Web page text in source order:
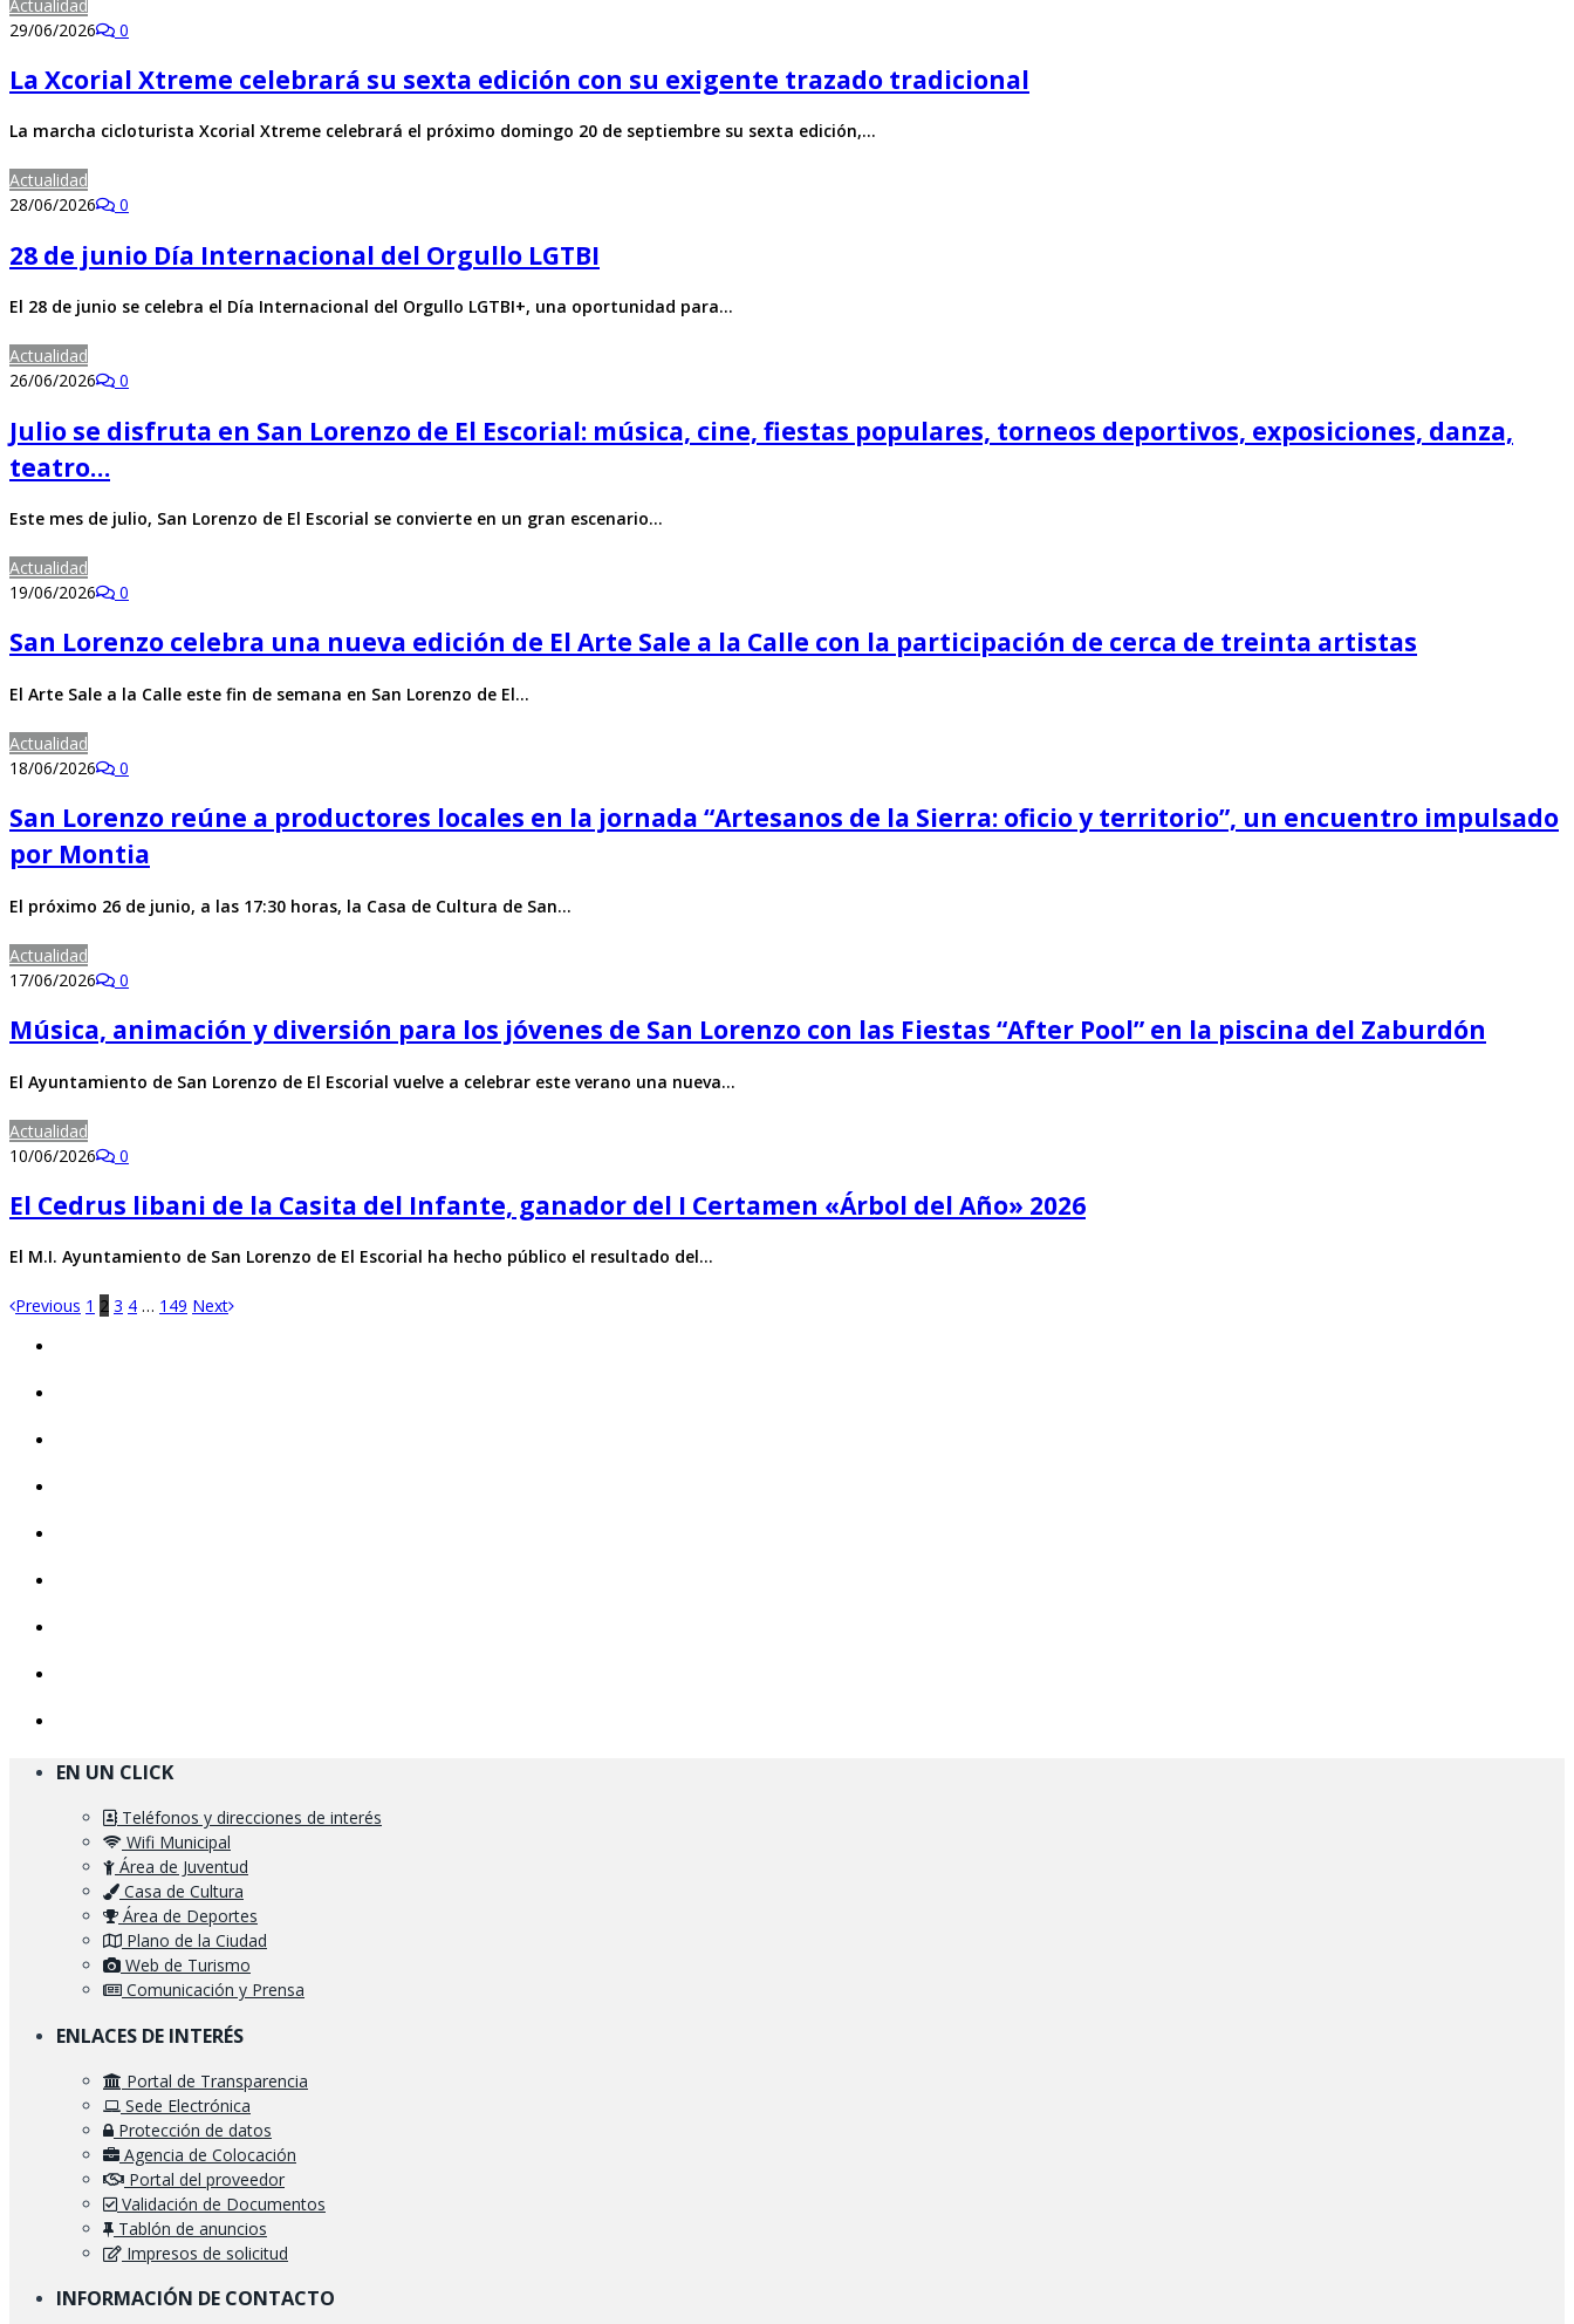
Actualidad
29/06/2026
0
La Xcorial Xtreme celebrará su sexta edición con su exigente trazado tradicional
La marcha cicloturista Xcorial Xtreme celebrará el próximo domingo 20 de septiembre su sexta edición,…
Actualidad
28/06/2026
0
28 de junio Día Internacional del Orgullo LGTBI
El 28 de junio se celebra el Día Internacional del Orgullo LGTBI+, una oportunidad para…
Actualidad
26/06/2026
0
Julio se disfruta en San Lorenzo de El Escorial: música, cine, fiestas populares, torneos deportivos, exposiciones, danza,
teatro…
Este mes de julio, San Lorenzo de El Escorial se convierte en un gran escenario…
Actualidad
19/06/2026
0
San Lorenzo celebra una nueva edición de El Arte Sale a la Calle con la participación de cerca de treinta artistas
El Arte Sale a la Calle este fin de semana en San Lorenzo de El…
Actualidad
18/06/2026
0
San Lorenzo reúne a productores locales en la jornada “Artesanos de la Sierra: oficio y territorio”, un encuentro impulsado
por Montia
El próximo 26 de junio, a las 17:30 horas, la Casa de Cultura de San…
Actualidad
17/06/2026
0
Música, animación y diversión para los jóvenes de San Lorenzo con las Fiestas “After Pool” en la piscina del Zaburdón
El Ayuntamiento de San Lorenzo de El Escorial vuelve a celebrar este verano una nueva…
Actualidad
10/06/2026
0
El Cedrus libani de la Casita del Infante, ganador del I Certamen «Árbol del Año» 2026
El M.I. Ayuntamiento de San Lorenzo de El Escorial ha hecho público el resultado del…
Previous 1 2 3 4 … 149 Next
EN UN CLICK
Teléfonos y direcciones de interés
Wifi Municipal
Área de Juventud
Casa de Cultura
Área de Deportes
Plano de la Ciudad
Web de Turismo
Comunicación y Prensa
ENLACES DE INTERÉS
Portal de Transparencia
Sede Electrónica
Protección de datos
Agencia de Colocación
Portal del proveedor
Validación de Documentos
Tablón de anuncios
Impresos de solicitud
INFORMACIÓN DE CONTACTO